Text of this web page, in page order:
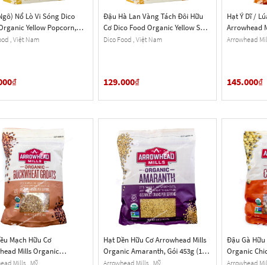
Nổ Lò Vi Sóng Dico
Yellow Popcorn,
(16 Oz.)
, Việt Nam
₫
Đậu Hà Lan Vàng Tách Đôi Hữu
Cơ Dico Food Organic Yellow Split
Peas, Hộp 453g (16 Oz.)
Dico Food , Việt Nam
129.000₫
Hạt Ý Dĩ /
Arrowhead
Barley, Gói
Arrowhead
145.000₫
Mạch Hữu Cơ
Mills Organic
Groats, Gói 680g (1
Mills , Mỹ
Hạt Dền Hữu Cơ Arrowhead Mills
Organic Amaranth, Gói 453g (1
Lb.) 16 Oz.
Arrowhead Mills , Mỹ
Đậu Gà
Organic
Gói 453g (1
Arrowhead